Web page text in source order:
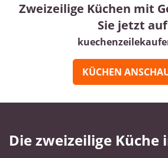
Zweizeilige Küchen mit
Sie jetzt auf
KÜCHEN
Die zweizeilige Küche